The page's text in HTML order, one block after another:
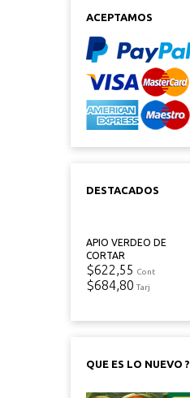
ACEPTAMOS
DESTACADOS
APIO VERDEO DE
CORTAR
$622,55 Cont
$684,80 Tarj
QUE ES LO NUEVO ?